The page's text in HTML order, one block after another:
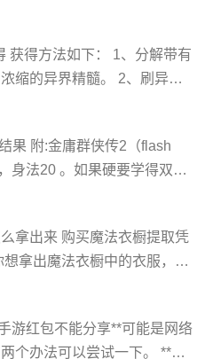
注意以下亮点 1.只有部落接
手职业才可以见到此位面
做任务，蚕豆小编当时做完
获得方法如下： 1、分解带有
缩的异界精髓。 2、刷异界
按b键进入拍卖行，搜索"浓缩
买。 扩展资料： 浓缩的异
精髓是《dnf》游戏中的一种
果 附:金庸群侠传2（flash
身法20 。如果硬要学得双手
尼姑，如果你硬要选择放走
完所有要拜的师再去。 **件
师，在这里心疼时间，花上
拿出来 购买魔法衣橱提取凭
拿出魔法衣橱中的衣服，在
解封状态，解封期为3天。
休闲社交mmorpg，由腾讯游
游红包不能分享**可能是网络
个办法可以尝试一下。 **就